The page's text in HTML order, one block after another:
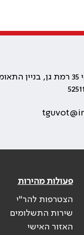
2
פעולות מהירות
הצטרפות להר"י
שירות התשלומים
האזור האישי